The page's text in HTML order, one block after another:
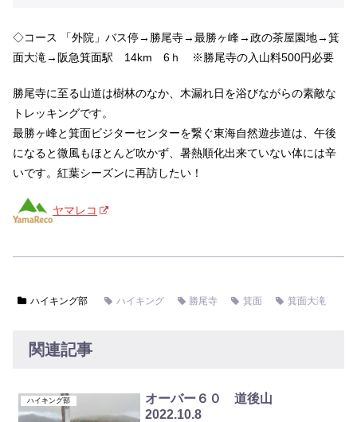
◇コース 「外院」バス停→勝尾寺→最勝ヶ峰→政の茶屋園地→箕
面大滝→阪急箕面駅 14km 6ｈ ※勝尾寺の入山料500円必要
勝尾寺に至る山道は樹林のなか、木漏れ日を浴びながらの素敵な
トレッキングです。
最勝ヶ峰と箕面ビジターセンターを繋ぐ東海自然遊歩道は、午後
になると微風もほとんど吹かず、暑熱順化出来ていない体には辛
いです。紅葉シーズンに再訪したい！
ヤマレコ
ハイキング部 ハイキング 勝尾寺 箕面 箕面大滝
関連記事
ハイキング部
オーバー６０ 道後山
2022.10.8